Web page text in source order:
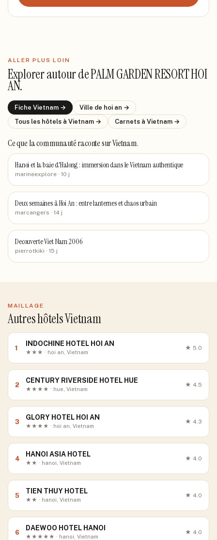
ALLER PLUS LOIN
Explorer autour dePALM GARDEN RESORT HOI
AN.
Fiche Vietnam → Ville de hoi an →
Tous les hôtels à Vietnam → Carnets à Vietnam →
Ce que la communauté racontesur Vietnam.
Hanoi et la baie d'Halong : immersion dans le Vietnam authentique
marineexplore · 10 j
Deux semaines à Hoi An : entre lanternes et chaos urbain
marcangers · 14 j
Decouverte Viet Nam 2006
pierrotkiki · 15 j
MAILLAGE
Autres hôtels Vietnam
1
INDOCHINE HOTEL HOI AN
★★★ · hoi an, Vietnam
★ 5.0
2
CENTURY RIVERSIDE HOTEL HUE
★★★★ · hue, Vietnam
★ 4.5
3
GLORY HOTEL HOI AN
★★★★ · hoi an, Vietnam
★ 4.3
4
HANOI ASIA HOTEL
★★ · hanoi, Vietnam
★ 4.0
5
TIEN THUY HOTEL
★★ · hanoi, Vietnam
★ 4.0
6
DAEWOO HOTEL HANOI
★★★★★ · hanoi, Vietnam
★ 4.0